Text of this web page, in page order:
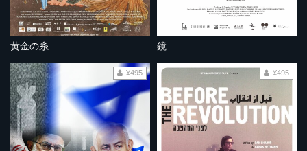
黄金の糸 鏡
¥495 ¥495